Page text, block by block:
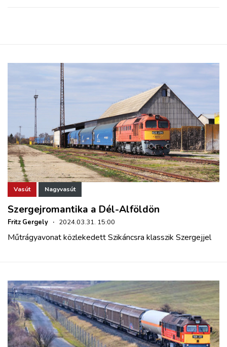
BELÉPÉS
REGISZTRÁCIÓ
Vasút Nagyvasút
Szergejromantika a Dél-Alföldön
Fritz Gergely · 2024.03.31. 15:00
Műtrágyavonat közlekedett Szikáncsra klasszik Szergejjel